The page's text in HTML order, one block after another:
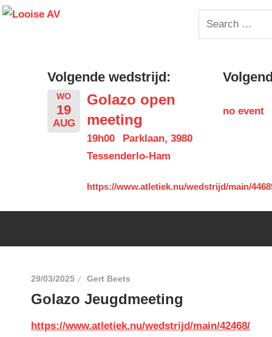
Skip
Search
for:
Volgende wedstrijd:
WO
19
AUG
Golazo open
meeting
19h00
Parklaan, 3980
Tessenderlo-Ham
https://www.atletiek.nu/wedstrijd/main/
no event
29/03/2025 Gert Beets
Golazo Jeugdmeeting
https://www.atletiek.nu/wedstrijd/main/42468/